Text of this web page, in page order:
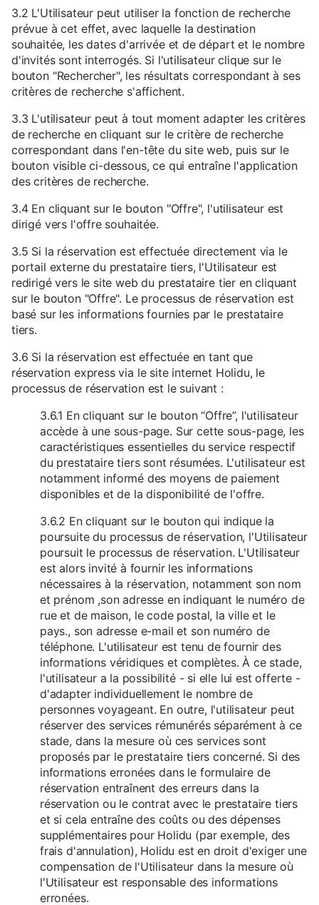
3.2 L'Utilisateur peut utiliser la fonction de recherche
prévue à cet effet, avec laquelle la destination
souhaitée, les dates d'arrivée et de départ et le nombre
d'invités sont interrogés. Si l'utilisateur clique sur le
bouton "Rechercher", les résultats correspondant à ses
critères de recherche s'affichent.
3.3 L'utilisateur peut à tout moment adapter les critères
de recherche en cliquant sur le critère de recherche
correspondant dans l'en-tête du site web, puis sur le
bouton visible ci-dessous, ce qui entraîne l'application
des critères de recherche.
3.4 En cliquant sur le bouton "Offre", l'utilisateur est
dirigé vers l'offre souhaitée.
3.5 Si la réservation est effectuée directement via le
portail externe du prestataire tiers, l'Utilisateur est
redirigé vers le site web du prestataire tier en cliquant
sur le bouton "Offre". Le processus de réservation est
basé sur les informations fournies par le prestataire
tiers.
3.6 Si la réservation est effectuée en tant que
réservation express via le site internet Holidu, le
processus de réservation est le suivant :
3.6.1 En cliquant sur le bouton “Offre”, l'utilisateur
accède à une sous-page. Sur cette sous-page, les
caractéristiques essentielles du service respectif
du prestataire tiers sont résumées. L'utilisateur est
notamment informé des moyens de paiement
disponibles et de la disponibilité de l'offre.
3.6.2 En cliquant sur le bouton qui indique la
poursuite du processus de réservation, l'Utilisateur
poursuit le processus de réservation. L'Utilisateur
est alors invité à fournir les informations
nécessaires à la réservation, notamment son nom
et prénom ,son adresse en indiquant le numéro de
rue et de maison, le code postal, la ville et le
pays., son adresse e-mail et son numéro de
téléphone. L'utilisateur est tenu de fournir des
informations véridiques et complètes. À ce stade,
l'utilisateur a la possibilité - si elle lui est offerte -
d'adapter individuellement le nombre de
personnes voyageant. En outre, l'utilisateur peut
réserver des services rémunérés séparément à ce
stade, dans la mesure où ces services sont
proposés par le prestataire tiers concerné. Si des
informations erronées dans le formulaire de
réservation entraînent des erreurs dans la
réservation ou le contrat avec le prestataire tiers
et si cela entraîne des coûts ou des dépenses
supplémentaires pour Holidu (par exemple, des
frais d'annulation), Holidu est en droit d'exiger une
compensation de l'Utilisateur dans la mesure où
l'Utilisateur est responsable des informations
erronées.